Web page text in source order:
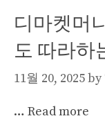
디마켓머
도 따라하
11월 20, 2025by
… Read more